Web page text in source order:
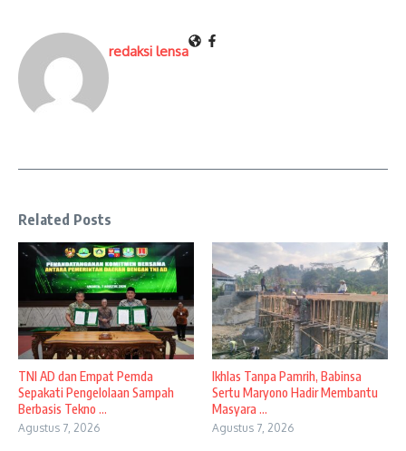
redaksi lensa
Related Posts
TNI AD dan Empat Pemda
Sepakati Pengelolaan Sampah
Berbasis Tekno ...
Agustus 7, 2026
Ikhlas Tanpa Pamrih, Babinsa
Sertu Maryono Hadir Membantu
Masyara ...
Agustus 7, 2026